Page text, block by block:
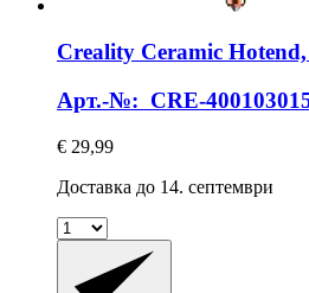
Creality Ceramic
Арт.-№: CRE-
€ 29,99
Доставка до 14. септември